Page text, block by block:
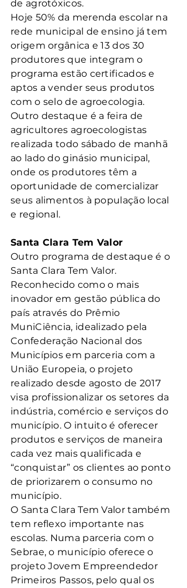
de agrotóxicos.
Hoje 50% da merenda escolar na
rede municipal de ensino já tem
origem orgânica e 13 dos 30
produtores que integram o
programa estão certificados e
aptos a vender seus produtos
com o selo de agroecologia.
Outro destaque é a feira de
agricultores agroecologistas
realizada todo sábado de manhã
ao lado do ginásio municipal,
onde os produtores têm a
oportunidade de comercializar
seus alimentos à população local
e regional.
Santa Clara Tem Valor
Outro programa de destaque é o
Santa Clara Tem Valor.
Reconhecido como o mais
inovador em gestão pública do
país através do Prêmio
MuniCiência, idealizado pela
Confederação Nacional dos
Municípios em parceria com a
União Europeia, o projeto
realizado desde agosto de 2017
visa profissionalizar os setores da
indústria, comércio e serviços do
município. O intuito é oferecer
produtos e serviços de maneira
cada vez mais qualificada e
“conquistar” os clientes ao ponto
de priorizarem o consumo no
município.
O Santa Clara Tem Valor também
tem reflexo importante nas
escolas. Numa parceria com o
Sebrae, o município oferece o
projeto Jovem Empreendedor
Primeiros Passos, pelo qual os